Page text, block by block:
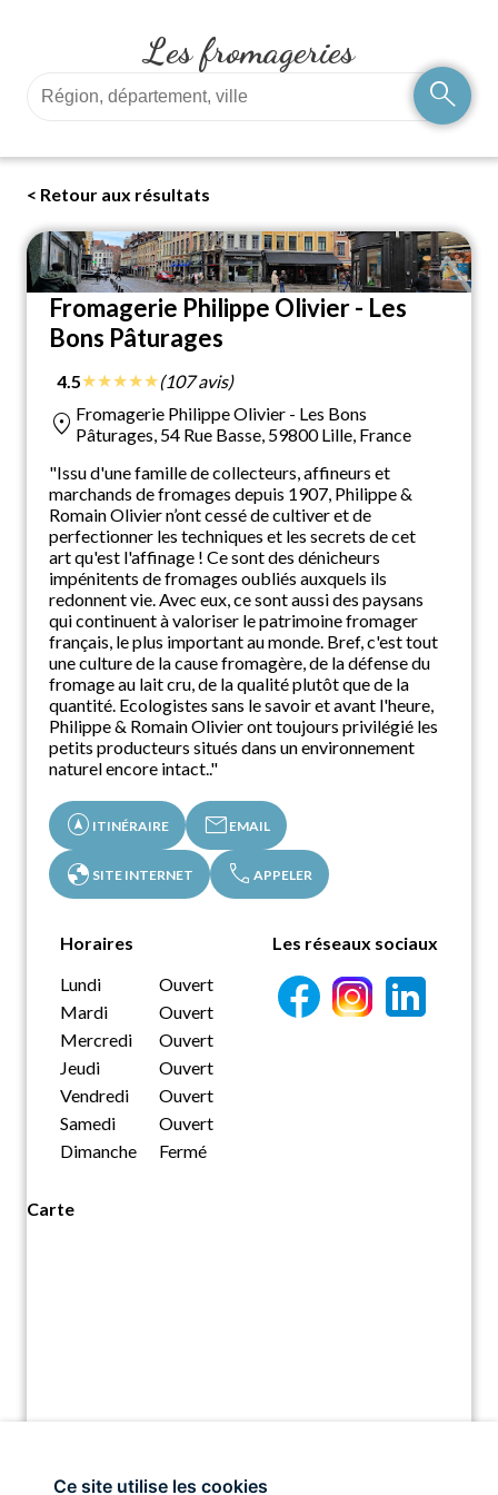
Les fromageries
search
< Retour aux résultats
Fromagerie Philippe Olivier - Les
Bons Pâturages
4.5★★★★★(107 avis)
location_on Fromagerie Philippe Olivier - Les Bons
Pâturages, 54 Rue Basse, 59800 Lille, France
"Issu d'une famille de collecteurs, affineurs et
marchands de fromages depuis 1907, Philippe &
Romain Olivier n’ont cessé de cultiver et de
perfectionner les techniques et les secrets de cet
art qu'est l'affinage ! Ce sont des dénicheurs
impénitents de fromages oubliés auxquels ils
redonnent vie. Avec eux, ce sont aussi des paysans
qui continuent à valoriser le patrimoine fromager
français, le plus important au monde. Bref, c'est tout
une culture de la cause fromagère, de la défense du
fromage au lait cru, de la qualité plutôt que de la
quantité. Ecologistes sans le savoir et avant l'heure,
Philippe & Romain Olivier ont toujours privilégié les
petits producteurs situés dans un environnement
naturel encore intact.."
assistant_navigation ITINÉRAIRE mail EMAIL
globe SITE INTERNET call APPELER
Horaires
Lundi
Ouvert
Mardi
Ouvert
Mercredi
Ouvert
Jeudi
Ouvert
Vendredi
Ouvert
Samedi
Ouvert
Dimanche
Fermé
Les réseaux sociaux
Carte
Ce site utilise les cookies